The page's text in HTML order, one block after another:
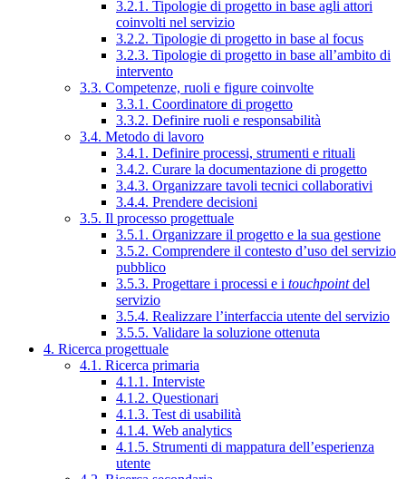
3.2.1. Tipologie di progetto in base agli attori
coinvolti nel servizio
3.2.2. Tipologie di progetto in base al focus
3.2.3. Tipologie di progetto in base all’ambito di
intervento
3.3. Competenze, ruoli e figure coinvolte
3.3.1. Coordinatore di progetto
3.3.2. Definire ruoli e responsabilità
3.4. Metodo di lavoro
3.4.1. Definire processi, strumenti e rituali
3.4.2. Curare la documentazione di progetto
3.4.3. Organizzare tavoli tecnici collaborativi
3.4.4. Prendere decisioni
3.5. Il processo progettuale
3.5.1. Organizzare il progetto e la sua gestione
3.5.2. Comprendere il contesto d’uso del servizio
pubblico
3.5.3. Progettare i processi e i touchpointdel
servizio
3.5.4. Realizzare l’interfaccia utente del servizio
3.5.5. Validare la soluzione ottenuta
4. Ricerca progettuale
4.1. Ricerca primaria
4.1.1. Interviste
4.1.2. Questionari
4.1.3. Test di usabilità
4.1.4. Web analytics
4.1.5. Strumenti di mappatura dell’esperienza
utente